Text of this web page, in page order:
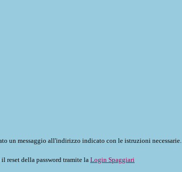
un messaggio all'indirizzo indicato con le istruzioni necessarie.
reset della password tramite la Login Spaggiari